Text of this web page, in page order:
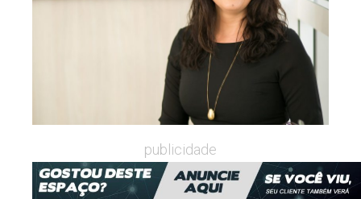
publicidade